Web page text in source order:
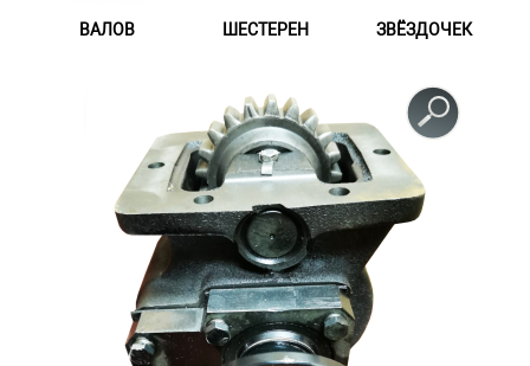
ВАЛОВ ШЕСТЕРЕН ЗВЁЗДОЧЕК